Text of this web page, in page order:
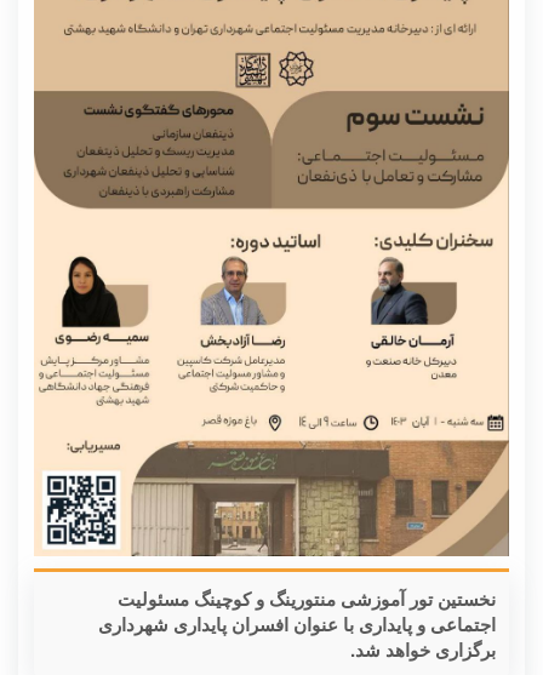
نخستین تور آموزشی منتورینگ و کوچینگ مسئولیت
اجتماعی و پایداری با عنوان افسران پایداری شهرداری
برگزاری خواهد شد.